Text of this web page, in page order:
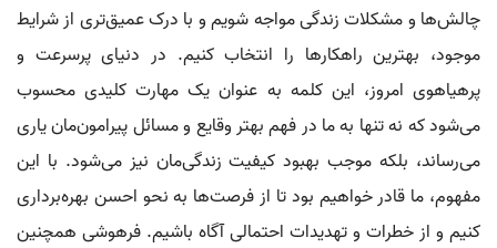
چالش‌ها و مشکلات زندگی مواجه شویم و با درک عمیق‌تری از شرایط
موجود، بهترین راهکارها را انتخاب کنیم. در دنیای پرسرعت و
پرهیاهوی امروز، این کلمه به عنوان یک مهارت کلیدی محسوب
می‌شود که نه تنها به ما در فهم بهتر وقایع و مسائل پیرامون‌مان یاری
می‌رساند، بلکه موجب بهبود کیفیت زندگی‌مان نیز می‌شود. با این
مفهوم، ما قادر خواهیم بود تا از فرصت‌ها به نحو احسن بهره‌برداری
کنیم و از خطرات و تهدیدات احتمالی آگاه باشیم. فرهوشی همچنین